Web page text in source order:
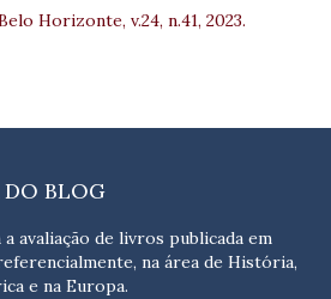
Horizonte, v.24, n.41, 2023.
DO BLOG
avaliação de livros publicada em
na área de História,
e na Europa.